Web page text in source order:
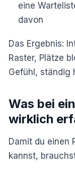
eine
davon
Das Ergebnis:
Raster, Plätze
Gefühl, ständig
Was bei
wirklich
Damit du einen
kannst,